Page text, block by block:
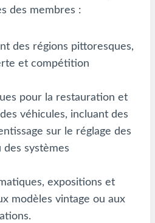
des membres :
des régions pittoresques,
et compétition
pour la restauration et
véhicules, incluant des
sur le réglage des
systèmes
expositions et
modèles vintage ou aux